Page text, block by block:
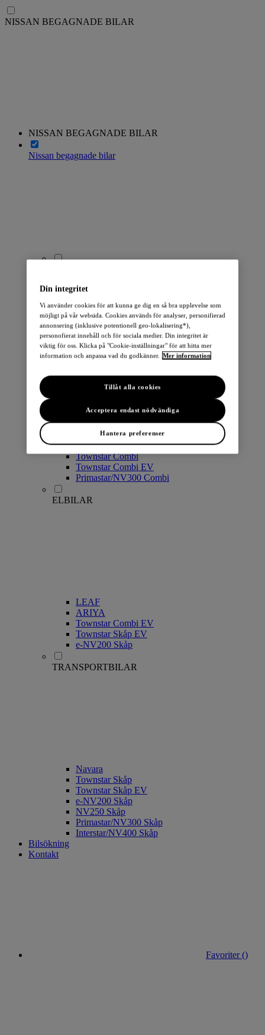
NISSAN BEGAGNADE BILAR
NISSAN BEGAGNADE BILAR
Nissan begagnade bilar
Qashqai
LEAF
ARIYA
X-Trail
Townstar Combi
Townstar Combi EV
Primastar/NV300 Combi
ELBILAR
LEAF
ARIYA
Townstar Combi EV
Townstar Skåp EV
e-NV200 Skåp
TRANSPORTBILAR
Navara
Townstar Skåp
Townstar Skåp EV
e-NV200 Skåp
NV250 Skåp
Primastar/NV300 Skåp
Interstar/NV400 Skåp
Bilsökning
Kontakt
Favoriter ()
Din integritet
Vi använder cookies för att kunna ge dig en så bra upplevelse som
möjligt på vår websida. Cookies används för analyser, personifierad
annonsering (inklusive potentionell geo-lokalisering*),
personofierat innehåll och för sociala medier. Din integritet är
viktig för oss. Klicka på "Cookie-inställningar" för att hitta mer
information och anpassa vad du godkänner. Mer information
Hantera preferenser
Acceptera endast nödvändiga
Tillåt alla cookies